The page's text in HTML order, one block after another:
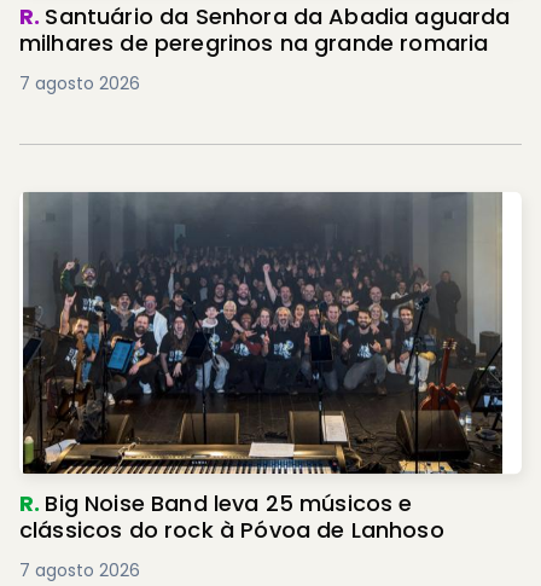
R. Santuário da Senhora da Abadia aguarda
milhares de peregrinos na grande romaria
7 agosto 2026
R. Big Noise Band leva 25 músicos e
clássicos do rock à Póvoa de Lanhoso
7 agosto 2026